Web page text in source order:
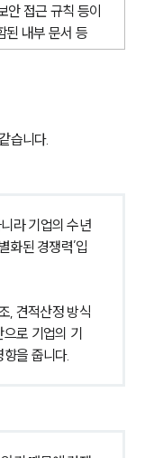
안 접근 규칙 등이
된 내부 문서 등
습니다.
라 기업의 수년
화된 경쟁력’입
, 견적산정 방식
로 기업의 기
을 줍니다.